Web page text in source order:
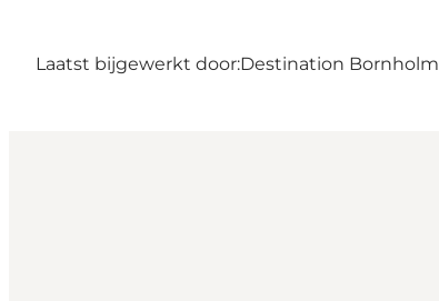
Laatst bijgewerkt door:Destination Bornholm